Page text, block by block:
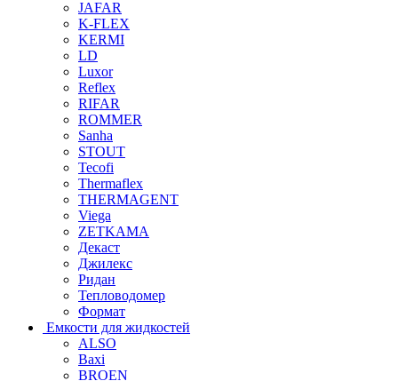
JAFAR
K-FLEX
KERMI
LD
Luxor
Reflex
RIFAR
ROMMER
Sanha
STOUT
Tecofi
Thermaflex
THERMAGENT
Viega
ZETKAMA
Декаст
Джилекс
Ридан
Тепловодомер
Формат
Емкости для жидкостей
ALSO
Baxi
BROEN